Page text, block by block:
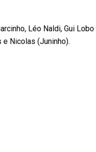
Léo Naldi, Gui Lobo
e Nicolas (Juninho).